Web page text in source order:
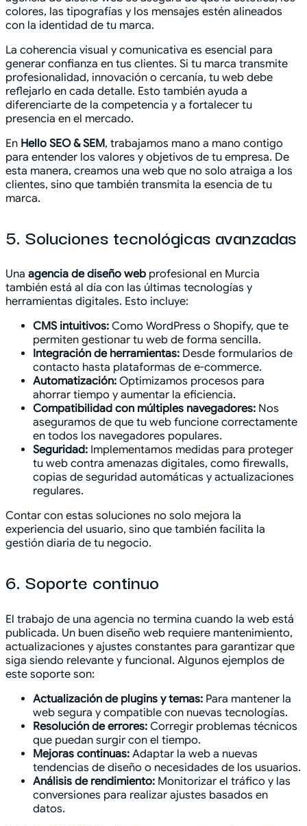
colores, las tipografías y los mensajes estén alineados
con la identidad de tu marca.
La coherencia visual y comunicativa es esencial para
generar confianza en tus clientes. Si tu marca transmite
profesionalidad, innovación o cercanía, tu web debe
reflejarlo en cada detalle. Esto también ayuda a
diferenciarte de la competencia y a fortalecer tu
presencia en el mercado.
En Hello SEO & SEM, trabajamos mano a mano contigo
para entender los valores y objetivos de tu empresa. De
esta manera, creamos una web que no solo atraiga a los
clientes, sino que también transmita la esencia de tu
marca.
5. Soluciones tecnológicas avanzadas
Una agencia de diseño web profesional en Murcia
también está al día con las últimas tecnologías y
herramientas digitales. Esto incluye:
CMS intuitivos: Como WordPress o Shopify, que te
permiten gestionar tu web de forma sencilla.
Integración de herramientas: Desde formularios de
contacto hasta plataformas de e-commerce.
Automatización: Optimizamos procesos para
ahorrar tiempo y aumentar la eficiencia.
Compatibilidad con múltiples navegadores: Nos
aseguramos de que tu web funcione correctamente
en todos los navegadores populares.
Seguridad: Implementamos medidas para proteger
tu web contra amenazas digitales, como firewalls,
copias de seguridad automáticas y actualizaciones
regulares.
Contar con estas soluciones no solo mejora la
experiencia del usuario, sino que también facilita la
gestión diaria de tu negocio.
6. Soporte continuo
El trabajo de una agencia no termina cuando la web está
publicada. Un buen diseño web requiere mantenimiento,
actualizaciones y ajustes constantes para garantizar que
siga siendo relevante y funcional. Algunos ejemplos de
este soporte son:
Actualización de plugins y temas: Para mantener la
web segura y compatible con nuevas tecnologías.
Resolución de errores: Corregir problemas técnicos
que puedan surgir con el tiempo.
Mejoras continuas: Adaptar la web a nuevas
tendencias de diseño o necesidades de los usuarios.
Análisis de rendimiento: Monitorizar el tráfico y las
conversiones para realizar ajustes basados en
datos.